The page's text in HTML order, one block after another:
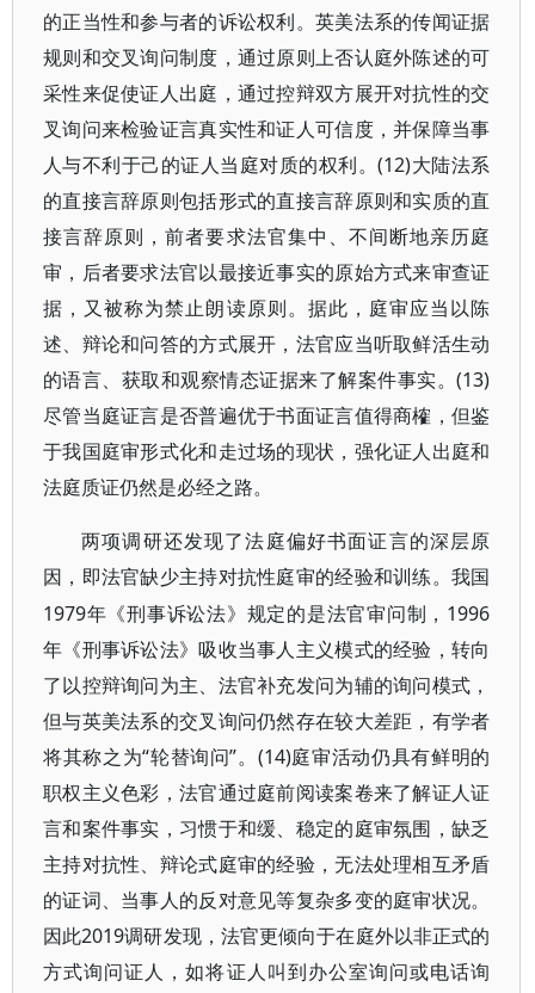
的正当性和参与者的诉讼权利。英美法系的传闻证据
规则和交叉询问制度，通过原则上否认庭外陈述的可
采性来促使证人出庭，通过控辩双方展开对抗性的交
叉询问来检验证言真实性和证人可信度，并保障当事
人与不利于己的证人当庭对质的权利。(12)大陆法系
的直接言辞原则包括形式的直接言辞原则和实质的直
接言辞原则，前者要求法官集中、不间断地亲历庭
审，后者要求法官以最接近事实的原始方式来审查证
据，又被称为禁止朗读原则。据此，庭审应当以陈
述、辩论和问答的方式展开，法官应当听取鲜活生动
的语言、获取和观察情态证据来了解案件事实。(13)
尽管当庭证言是否普遍优于书面证言值得商榷，但鉴
于我国庭审形式化和走过场的现状，强化证人出庭和
法庭质证仍然是必经之路。
两项调研还发现了法庭偏好书面证言的深层原
因，即法官缺少主持对抗性庭审的经验和训练。我国
1979年《刑事诉讼法》规定的是法官审问制，1996
年《刑事诉讼法》吸收当事人主义模式的经验，转向
了以控辩询问为主、法官补充发问为辅的询问模式，
但与英美法系的交叉询问仍然存在较大差距，有学者
将其称之为“轮替询问”。(14)庭审活动仍具有鲜明的
职权主义色彩，法官通过庭前阅读案卷来了解证人证
言和案件事实，习惯于和缓、稳定的庭审氛围，缺乏
主持对抗性、辩论式庭审的经验，无法处理相互矛盾
的证词、当事人的反对意见等复杂多变的庭审状况。
因此2019调研发现，法官更倾向于在庭外以非正式的
方式询问证人，如将证人叫到办公室询问或电话询